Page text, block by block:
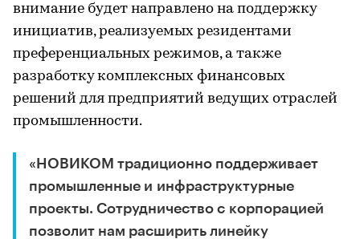
внимание будет направлено на поддержку
инициатив, реализуемых резидентами
преференциальных режимов, а также
разработку комплексных финансовых
решений для предприятий ведущих отраслей
промышленности.
«НОВИКОМ традиционно поддерживает
промышленные и инфраструктурные
проекты. Сотрудничество с корпорацией
позволит нам расширить линейку